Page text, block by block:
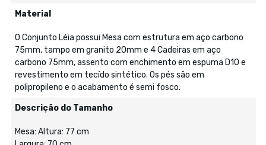
Material
O Conjunto Léia possui Mesa com estrutura em aço carbono
75mm, tampo em granito 20mm e 4 Cadeiras em aço
carbono 75mm, assento com enchimento em espuma D10 e
revestimento em tecído sintético. Os pés são em
polipropileno e o acabamento é semi fosco.
Descrição do Tamanho
Mesa: Altura: 77 cm